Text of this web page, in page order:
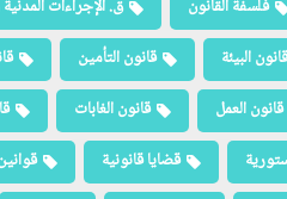
فلسفة القانون ق. الإجراءات المدنية
قانون البيئة قانون التأمين
قانون العمل قانون الغابات
قضايا قانونية